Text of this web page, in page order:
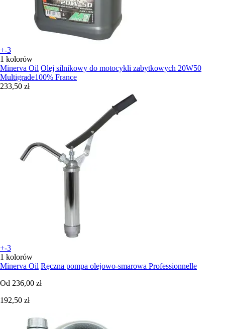
+-3
1 kolorów
Minerva Oil Olej silnikowy do motocykli zabytkowych 20W50
Multigrade100% France
233,50 zł
+-3
1 kolorów
Minerva Oil Ręczna pompa olejowo-smarowa Professionnelle
Od 236,00 zł
192,50 zł